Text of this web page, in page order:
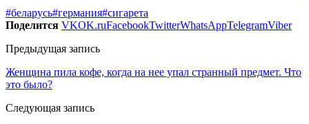
#беларусь#германия#сигарета
Поделится VKOK.ruFacebookTwitterWhatsAppTelegramViber
Предыдущая запись
Женщина пила кофе, когда на нее упал странный предмет. Что
это было?
Следующая запись